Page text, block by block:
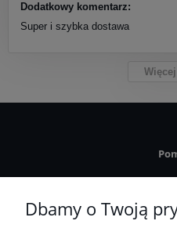
Dodatkowy komentarz:
Super i szybka dostawa
Dbamy o Twoją